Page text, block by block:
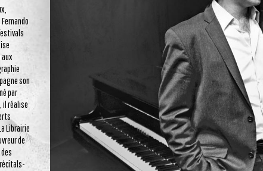
son
par
il réalise
Librairie
de